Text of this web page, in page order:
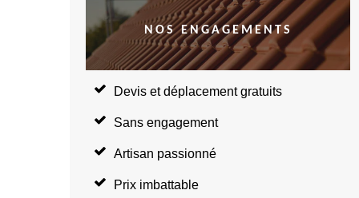
NOS ENGAGEMENTS
Devis et déplacement gratuits
Sans engagement
Artisan passionné
Prix imbattable